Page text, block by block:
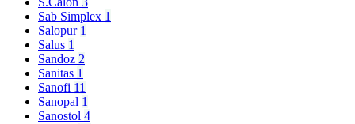
Sab Simplex 1
Salopur 1
Salus 1
Sandoz 2
Sanitas 1
Sanofi 11
Sanopal 1
Sanostol 4